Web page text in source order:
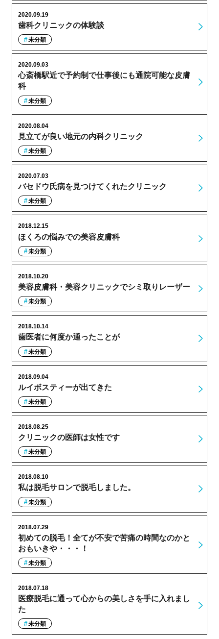
歯科クリニックの体験談
2020.09.19
未分類
心斎橋駅近で予約制で仕事後にも通院可能な皮膚
科
2020.09.03
未分類
見立てが良い地元の内科クリニック
2020.08.04
未分類
バセドウ氏病を見つけてくれたクリニック
2020.07.03
未分類
ほくろの悩みでの美容皮膚科
2018.12.15
未分類
美容皮膚科・美容クリニックでシミ取りレーザー
2018.10.20
未分類
歯医者に何度か通ったことが
2018.10.14
未分類
ルイボスティーが出てきた
2018.09.04
未分類
クリニックの医師は女性です
2018.08.25
未分類
私は脱毛サロンで脱毛しました。
2018.08.10
未分類
初めての脱毛！全てが不安で苦痛の時間なのかと
おもいきや・・・！
2018.07.29
未分類
医療脱毛に通って心からの美しさを手に入れまし
た
2018.07.18
未分類